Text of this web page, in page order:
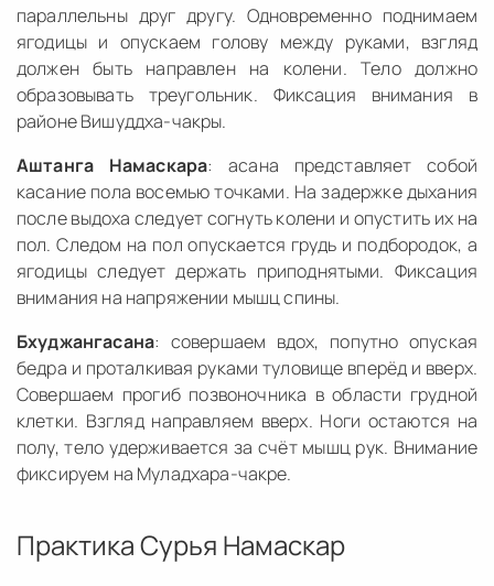
параллельны друг другу. Одновременно поднимаем
ягодицы и опускаем голову между руками, взгляд
должен быть направлен на колени. Тело должно
образовывать треугольник. Фиксация внимания в
районе Вишуддха-чакры.
Аштанга Намаскара: асана представляет собой
касание пола восемью точками. На задержке дыхания
после выдоха следует согнуть колени и опустить их на
пол. Следом на пол опускается грудь и подбородок, а
ягодицы следует держать приподнятыми. Фиксация
внимания на напряжении мышц спины.
Бхуджангасана: совершаем вдох, попутно опуская
бедра и проталкивая руками туловище вперёд и вверх.
Совершаем прогиб позвоночника в области грудной
клетки. Взгляд направляем вверх. Ноги остаются на
полу, тело удерживается за счёт мышц рук. Внимание
фиксируем на Муладхара-чакре.
Практика Сурья Намаскар